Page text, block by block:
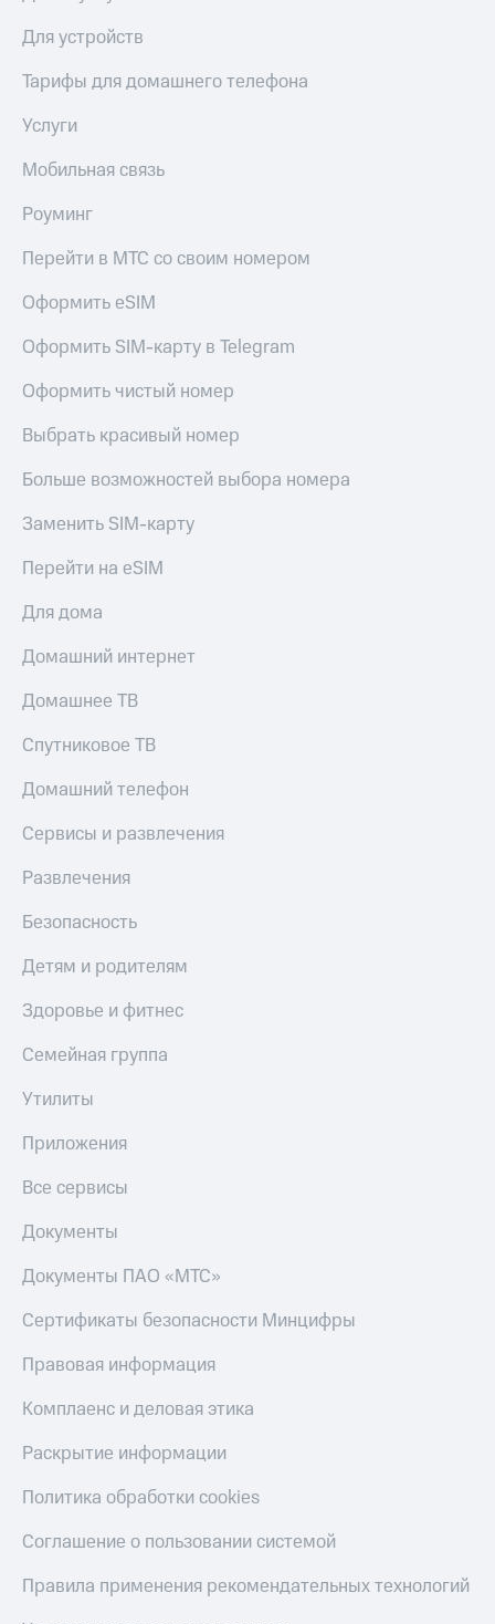
Для устройств
Тарифы для домашнего телефона
Услуги
Мобильная связь
Роуминг
Перейти в МТС со своим номером
Оформить eSIM
Оформить SIM-карту в Telegram
Оформить чистый номер
Выбрать красивый номер
Больше возможностей выбора номера
Заменить SIM-карту
Перейти на eSIM
Для дома
Домашний интернет
Домашнее ТВ
Спутниковое ТВ
Домашний телефон
Сервисы и развлечения
Развлечения
Безопасность
Детям и родителям
Здоровье и фитнес
Семейная группа
Утилиты
Приложения
Все сервисы
Документы
Документы ПАО «МТС»
Сертификаты безопасности Минцифры
Правовая информация
Комплаенс и деловая этика
Раскрытие информации
Политика обработки cookies
Соглашение о пользовании системой
Правила применения рекомендательных технологий